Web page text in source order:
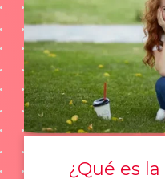
¿Qué es